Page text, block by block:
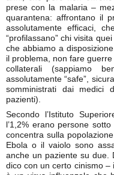
prese con la malaria –
quarantena: affrontano il
assolutamente efficaci,
“profilassano” chi visita
che abbiamo a
il problema, non fare
collaterali (sappiamo
assolutamente “safe”,
somministrati dai medici
pazienti).
Secondo l’Istituto
l’1,2% erano persone
concentra sulla
Ebola o il vaiolo sono
anche un paziente su due.
dico con un certo cinismo –